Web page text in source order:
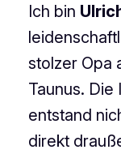
Ich bin
stolzer Opa
Taunus. Die
entstand
direkt